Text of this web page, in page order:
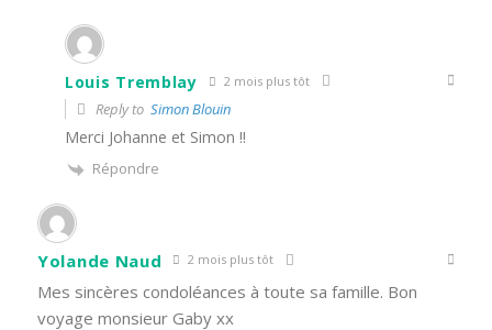
Louis Tremblay 2 mois plus tôt
Reply to Simon Blouin
Merci Johanne et Simon !!
Répondre
Yolande Naud 2 mois plus tôt
Mes sincères condoléances à toute sa famille. Bon
voyage monsieur Gaby xx